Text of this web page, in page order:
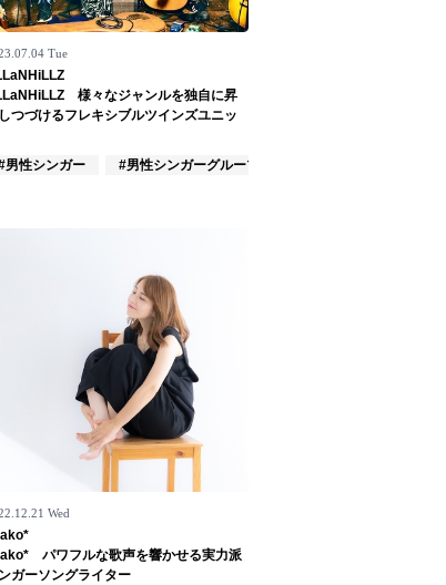
Tue
様々なジャンルを独自に昇
つづけるフレキシブルツインズユニッ
男性シンガー
#男性シンガーグループ
Wed
パワフルな歌声を響かせる実力派
ガーソングライター